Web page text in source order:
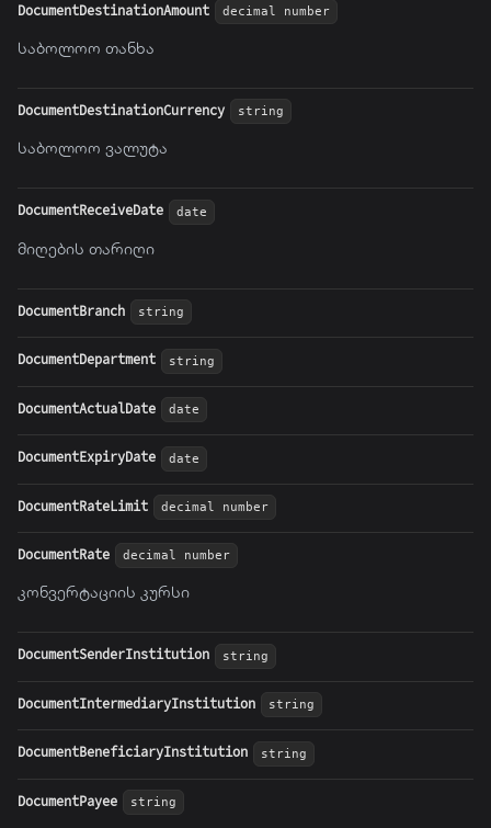
DocumentDestinationAmount decimal number
საბოლოო თანხა
DocumentDestinationCurrency string
საბოლოო ვალუტა
DocumentReceiveDate date
მიღების თარიღი
DocumentBranch string
DocumentDepartment string
DocumentActualDate date
DocumentExpiryDate date
DocumentRateLimit decimal number
DocumentRate decimal number
კონვერტაციის კურსი
DocumentSenderInstitution string
DocumentIntermediaryInstitution string
DocumentBeneficiaryInstitution string
DocumentPayee string